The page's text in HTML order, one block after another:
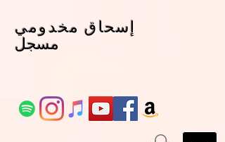
إسحاق مخدومي
مسجل